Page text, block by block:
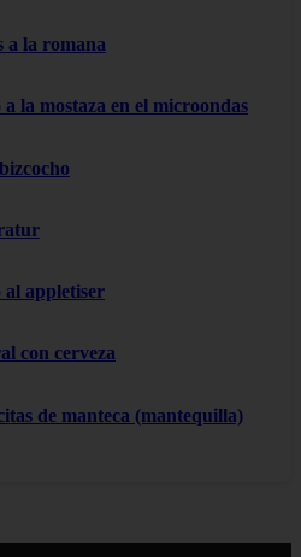
a la romana
la mostaza en el microondas
al appletiser
con cerveza
de manteca (mantequilla)